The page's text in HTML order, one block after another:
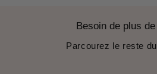
Besoin de plus
Parcourez le reste